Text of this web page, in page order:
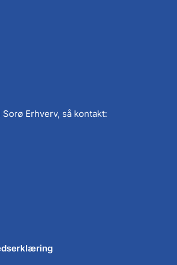
Erhverv, så kontakt: